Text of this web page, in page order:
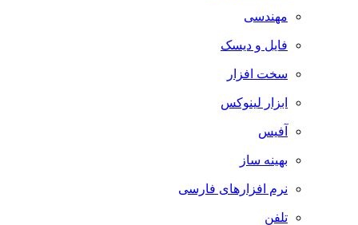
مهندسی
فایل و دیسک
سخت افزار
ابزار لینوکس
آفیس
بهینه ساز
نرم افزارهای فارسی
تلفن